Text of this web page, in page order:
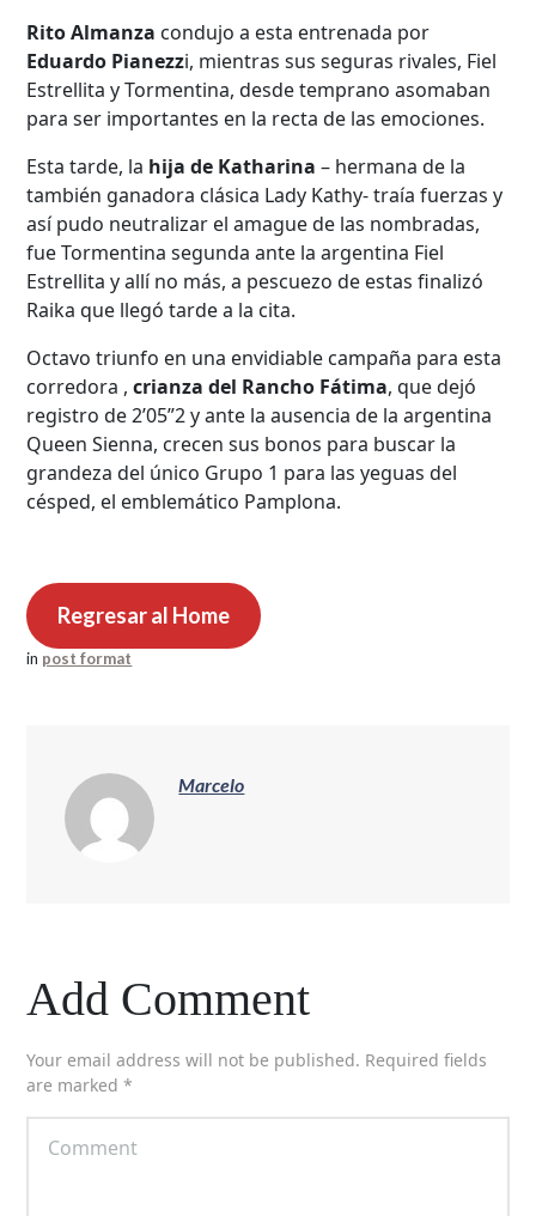
Rito Almanza condujo a esta entrenada por
Eduardo Pianezzi, mientras sus seguras rivales, Fiel
Estrellita y Tormentina, desde temprano asomaban
para ser importantes en la recta de las emociones.
Esta tarde, la hija de Katharina– hermana de la
también ganadora clásica Lady Kathy- traía fuerzas y
así pudo neutralizar el amague de las nombradas,
fue Tormentina segunda ante la argentina Fiel
Estrellita y allí no más, a pescuezo de estas finalizó
Raika que llegó tarde a la cita.
Octavo triunfo en una envidiable campaña para esta
corredora ,crianza del Rancho Fátima, que dejó
registro de 2’05”2 y ante la ausencia de la argentina
Queen Sienna, crecen sus bonos para buscar la
grandeza del único Grupo 1 para las yeguas del
césped, el emblemático Pamplona.
Regresar al Home
in post format
Marcelo
Add Comment
Your email address will not be published. Required fields
are marked *